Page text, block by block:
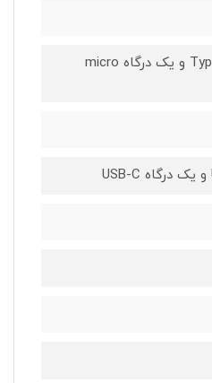
دو درگاه، یک درگاه Type-C و یک درگاه micro